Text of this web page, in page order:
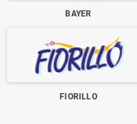
BAYER
FIORILLO